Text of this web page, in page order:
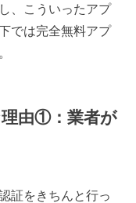
、こういったアプ
では完全無料アプ
由①：業者が
証をきちんと行っ